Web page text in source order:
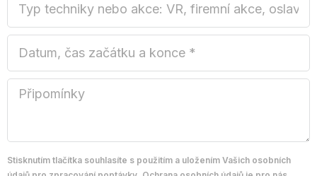
Stisknutím tlačítka souhlasíte s použitím a uložením Vašich osobních